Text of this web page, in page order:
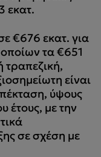
εκατ.
€676 εκατ. για
τα €651
τραπεζική,
είναι
ύψους
έτους, με την
σε σχέση με